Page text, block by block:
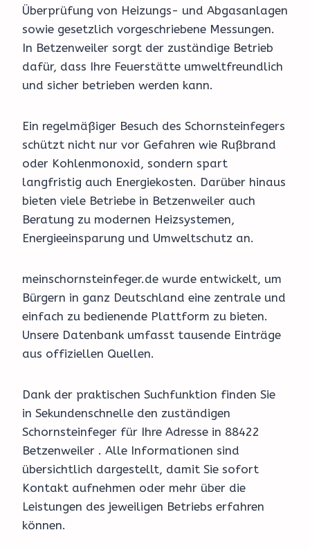
Überprüfung von Heizungs- und Abgasanlagen
sowie gesetzlich vorgeschriebene Messungen.
In Betzenweiler sorgt der zuständige Betrieb
dafür, dass Ihre Feuerstätte umweltfreundlich
und sicher betrieben werden kann.
Ein regelmäßiger Besuch des Schornsteinfegers
schützt nicht nur vor Gefahren wie Rußbrand
oder Kohlenmonoxid, sondern spart
langfristig auch Energiekosten. Darüber hinaus
bieten viele Betriebe in Betzenweiler auch
Beratung zu modernen Heizsystemen,
Energieeinsparung und Umweltschutz an.
meinschornsteinfeger.de wurde entwickelt, um
Bürgern in ganz Deutschland eine zentrale und
einfach zu bedienende Plattform zu bieten.
Unsere Datenbank umfasst tausende Einträge
aus offiziellen Quellen.
Dank der praktischen Suchfunktion finden Sie
in Sekundenschnelle den zuständigen
Schornsteinfeger für Ihre Adresse in 88422
Betzenweiler . Alle Informationen sind
übersichtlich dargestellt, damit Sie sofort
Kontakt aufnehmen oder mehr über die
Leistungen des jeweiligen Betriebs erfahren
können.